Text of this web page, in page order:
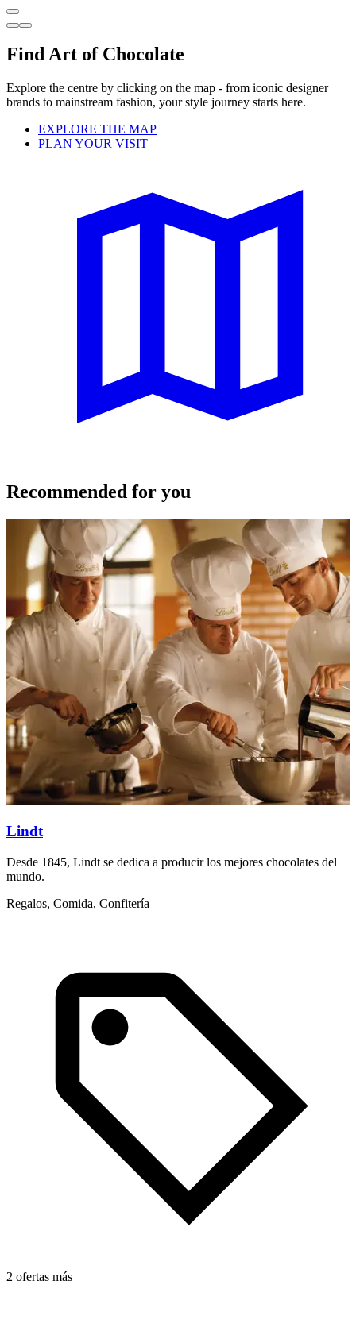
Find Art of Chocolate
Explore the centre by clicking on the map - from iconic designer
brands to mainstream fashion, your style journey starts here.
EXPLORE THE MAP
PLAN YOUR VISIT
Recommended for you
Lindt
Desde 1845, Lindt se dedica a producir los mejores chocolates del
mundo.
Regalos, Comida, Confitería
2 ofertas más